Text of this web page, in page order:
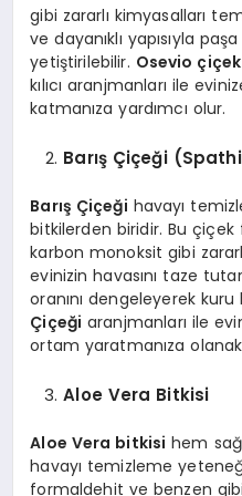
gibi zararlı kimyasalları
ve dayanıklı yapısıyla
yetiştirilebilir. Osevio çiçek
kılıcı aranjmanları ile
katmanıza yardımcı olur.
Barış Çiçeği
Barış Çiçeği havayı
bitkilerden biridir. Bu
karbon monoksit gibi
evinizin havasını taze
oranını dengeleyerek kuru
Çiçeği aranjmanları ile
ortam yaratmanıza olanak
Aloe Vera Bitkisi
Aloe Vera bitkisi hem
havayı temizleme
formaldehit ve benzen